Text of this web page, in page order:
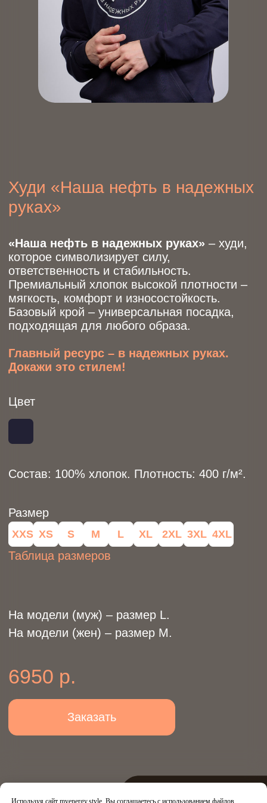
6950 р.
На модели (муж) – размер L.
На модели (жен) – размер M.
Размер
XXS XS S M L XL 2XL 3XL 4XL
Таблица размеров
Состав: 100% хлопок. Плотность: 400 г/м².
Цвет
«Наша нефть в надежных руках»
– худи,
Докажи это стилем!
Худи «Наша нефть в надежных
Бутик Каталог Коллекции
Новинки Кастомизация Контакты